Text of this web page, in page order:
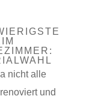
nicht alle
und